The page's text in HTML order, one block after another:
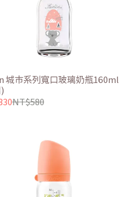
城市系列寬口玻璃奶瓶160ml
NT$580